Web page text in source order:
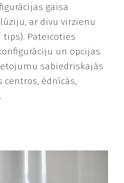
gaisa
ar divu virzienu
tips). Pateicoties
un opcijas
sabiedriskajās
ēdnīcās,